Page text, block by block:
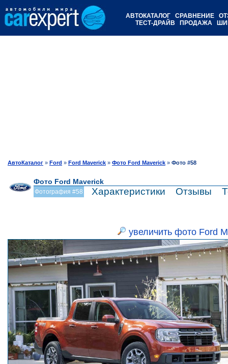
АВТОКАТАЛОГ СРАВНЕНИЕ
ТЕСТ-ДРАЙВ
ПРОДАЖА
АвтоКаталог » Ford » Ford Maverick » Фото Ford Maverick » Фото #58
Фото Ford Maverick
Фотография #58 Характеристики Отзывы
увеличить фото Ford